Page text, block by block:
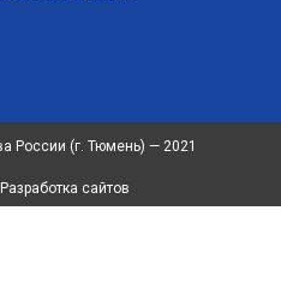
России (г. Тюмень) — 2021
сайтов